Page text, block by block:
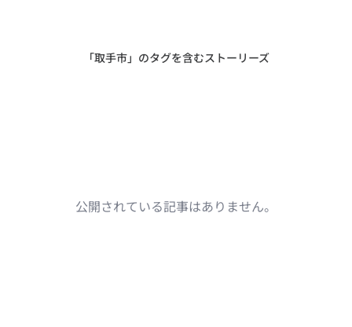
「取手市」のタグを含むストーリーズ
公開されている記事はありません。